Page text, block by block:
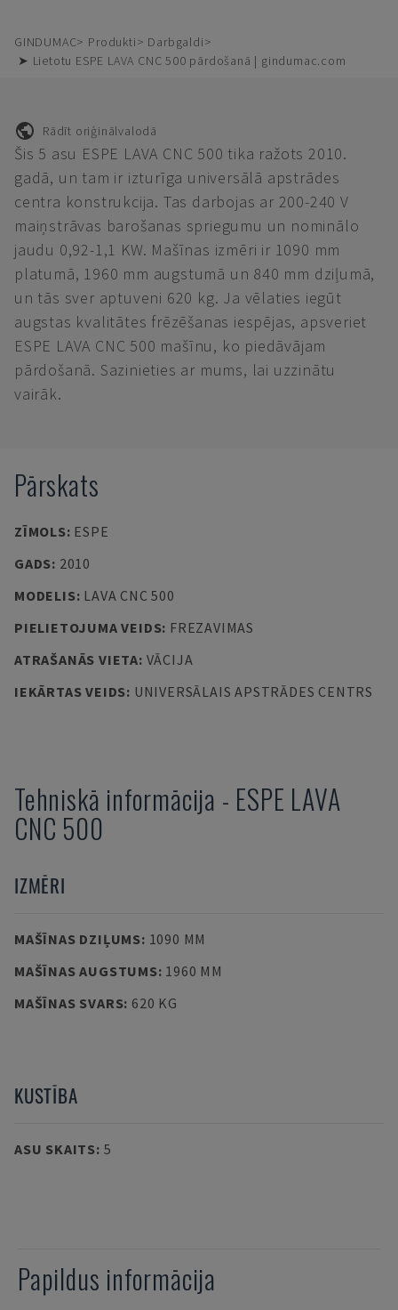
GINDUMAC Produkti
Darbgaldi
➤ Lietotu ESPE LAVA CNC 500 pārdošanā | gindumac.com
Rādīt oriģinālvalodā
Šis 5 asu ESPE LAVA CNC 500 tika ražots 2010.
gadā, un tam ir izturīga universālā apstrādes
centra konstrukcija. Tas darbojas ar 200-240 V
maiņstrāvas barošanas spriegumu un nominālo
jaudu 0,92-1,1 KW. Mašīnas izmēri ir 1090 mm
platumā, 1960 mm augstumā un 840 mm dziļumā,
un tās sver aptuveni 620 kg. Ja vēlaties iegūt
augstas kvalitātes frēzēšanas iespējas, apsveriet
ESPE LAVA CNC 500 mašīnu, ko piedāvājam
pārdošanā. Sazinieties ar mums, lai uzzinātu
vairāk.
Pārskats
ZĪMOLS: ESPE
GADS: 2010
MODELIS: LAVA CNC 500
PIELIETOJUMA VEIDS: FREZAVIMAS
ATRAŠANĀS VIETA: VĀCIJA
IEKĀRTAS VEIDS: UNIVERSĀLAIS APSTRĀDES CENTRS
Tehniskā informācija - ESPE LAVA
CNC 500
IZMĒRI
MAŠĪNAS DZIĻUMS: 1090 MM
MAŠĪNAS AUGSTUMS: 1960 MM
MAŠĪNAS SVARS: 620 KG
KUSTĪBA
ASU SKAITS: 5
Papildus informācija